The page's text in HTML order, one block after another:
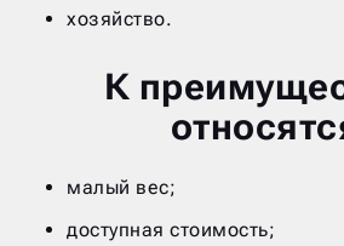
хозяйство.
К
малый вес;
доступная стоимость;